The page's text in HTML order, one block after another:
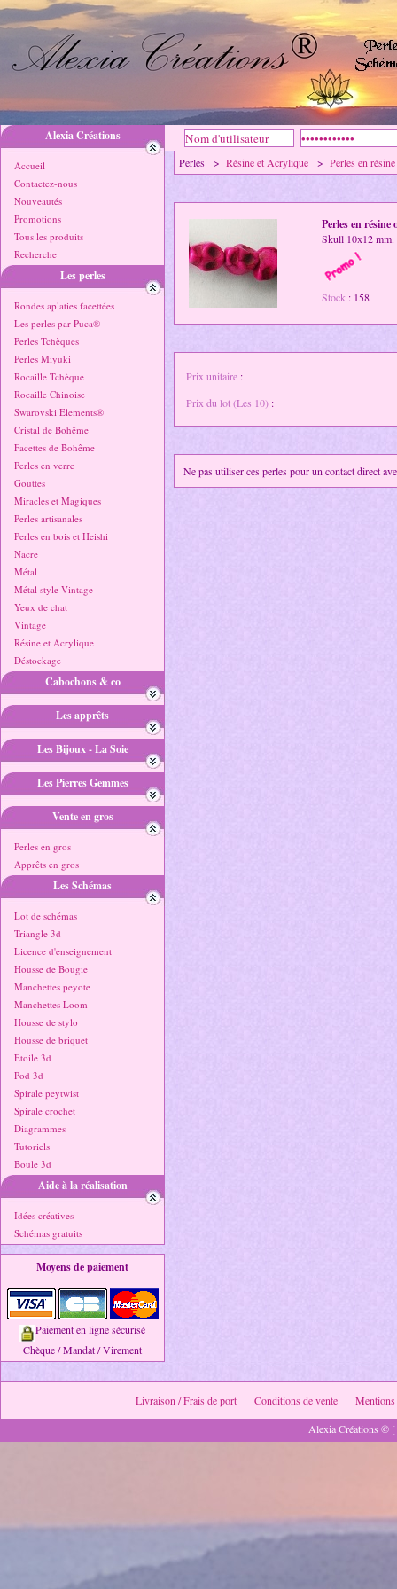
Alexia Créations
Accueil
Contactez-nous
Nouveautés
Promotions
Tous les produits
Recherche
Les perles
Rondes aplaties facettées
Les perles par Puca®
Perles Tchèques
Perles Miyuki
Rocaille Tchèque
Rocaille Chinoise
Swarovski Elements®
Cristal de Bohême
Facettes de Bohême
Perles en verre
Gouttes
Miracles et Magiques
Perles artisanales
Perles en bois et Heishi
Nacre
Métal
Métal style Vintage
Yeux de chat
Vintage
Résine et Acrylique
Déstockage
Cabochons & co
Les apprêts
Les Bijoux - La Soie
Les Pierres Gemmes
Vente en gros
Perles en gros
Apprêts en gros
Les Schémas
Lot de schémas
Triangle 3d
Licence d'enseignement
Housse de Bougie
Manchettes peyote
Manchettes Loom
Housse de stylo
Housse de briquet
Etoile 3d
Pod 3d
Spirale peytwist
Spirale crochet
Diagrammes
Tutoriels
Boule 3d
Aide à la réalisation
Idées créatives
Schémas gratuits
Moyens de paiement
Paiement en ligne sécurisé
Chèque / Mandat / Virement
Perles > Résine et Acrylique > Perles en
Perles en résine
Skull 10x12 mm.
Stock : 158
Prix unitaire :
Prix du lot (Les 10) :
Ne pas utiliser ces perles pour un contact direct
Livraison / Frais de port Conditions de vente
Mentions
Alexia Créations ©